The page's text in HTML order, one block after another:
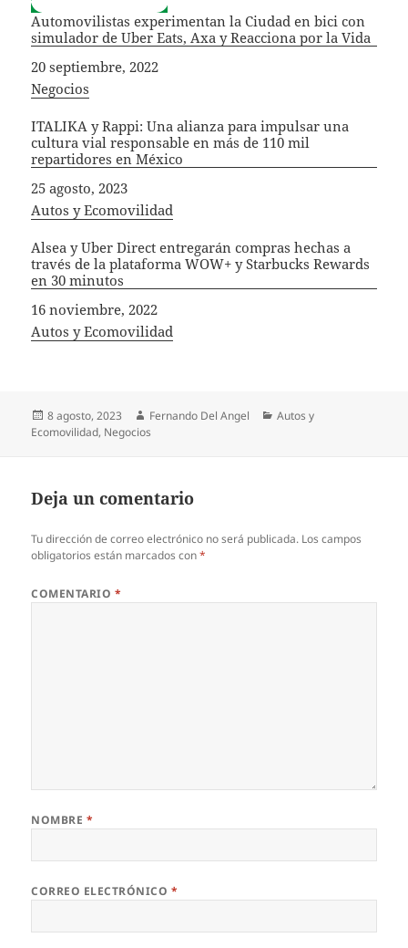
Automovilistas experimentan la Ciudad en bici con
simulador de Uber Eats, Axa y Reacciona por la Vida
Fecha
20 septiembre, 2022
In relation to
Negocios
ITALIKA y Rappi: Una alianza para impulsar una
cultura vial responsable en más de 110 mil
repartidores en México
Fecha
25 agosto, 2023
In relation to
Autos y Ecomovilidad
Alsea y Uber Direct entregarán compras hechas a
través de la plataforma WOW+ y Starbucks Rewards
en 30 minutos
Fecha
16 noviembre, 2022
In relation to
Autos y Ecomovilidad
Publicado
el
8 agosto, 2023 Autor
Fernando Del Angel Categorías
Autos y
Ecomovilidad, Negocios
Deja un comentario
Tu dirección de correo electrónico no será publicada. Los campos
obligatorios están marcados con*
COMENTARIO *
NOMBRE *
CORREO ELECTRÓNICO *